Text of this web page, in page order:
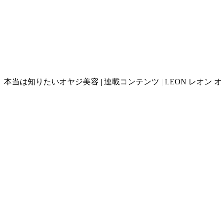
本当は知りたいオヤジ美容 | 連載コンテンツ | LEON レオン